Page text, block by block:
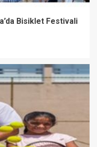
Bisiklet Festivali